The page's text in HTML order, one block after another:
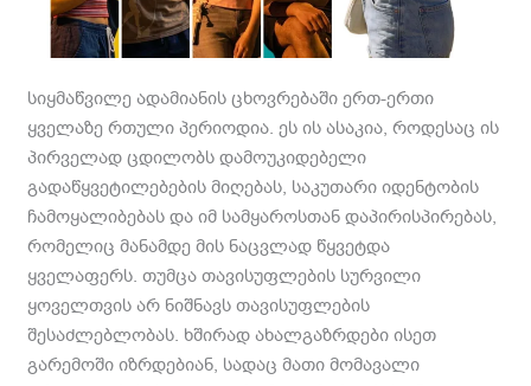
სიყმაწვილე ადამიანის ცხოვრებაში ერთ-ერთი
ყველაზე რთული პერიოდია. ეს ის ასაკია, როდესაც ის
პირველად ცდილობს დამოუკიდებელი
გადაწყვეტილებების მიღებას, საკუთარი იდენტობის
ჩამოყალიბებას და იმ სამყაროსთან დაპირისპირებას,
რომელიც მანამდე მის ნაცვლად წყვეტდა
ყველაფერს. თუმცა თავისუფლების სურვილი
ყოველთვის არ ნიშნავს თავისუფლების
შესაძლებლობას. ხშირად ახალგაზრდები ისეთ
გარემოში იზრდებიან, სადაც მათი მომავალი